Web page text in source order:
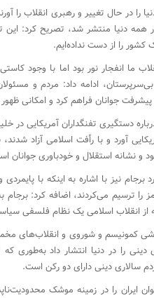
را در حال تغییر و رهبری انقلاب را
دنیا منتشر شد، تصریح کرد:
را از دست نداده‌ایم.
ما انفجار نور بود اما با وجود
ادامه داد: مردم و
جوانان فراهم کرد و امکانی
دستگیری تفنگداران آمریکایی در
آورد و با رأفت اسلامی آزاد
و نشانه استقلال و خودباوری جوانان
برجام نیز با اشاره به اینکه با
را ترسیم می‌کردند، اضافه کرد:
انقلاب اسلامی یک نظام فلسفی
کمونیسم و شوروی و انقلاب‌های
دینی را در دنیا انتشار داد
سالاری دینی دارای دو رکن است.
ایران را در زمینه موشک‌